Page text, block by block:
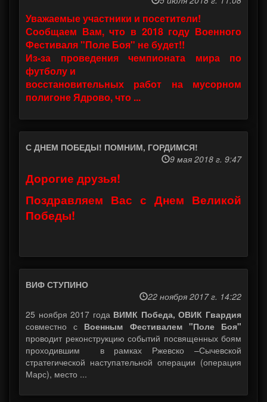
Уважаемые участники и посетители!
Сообщаем Вам, что в 2018 году Военного
Фестиваля "Поле Боя" не будет!!
Из-за проведения чемпионата мира по
футболу и
восстановительных работ на мусорном
полигоне Ядрово, что ...
С ДНЕМ ПОБЕДЫ! ПОМНИМ, ГОРДИМСЯ!
9 мая 2018 г. 9:47
Дорогие друзья!
Поздравляем Вас с Днем Великой
Победы!
ВИФ СТУПИНО
22 ноября 2017 г. 14:22
25 ноября 2017 года ВИМК Победа, ОВИК Гвардия
совместно с Военным Фестивалем "Поле Боя"
проводит реконструкцию событий посвященных боям
проходившим в рамках Ржевско –Сычевской
стратегической наступательной операции (операция
Марс), место ...